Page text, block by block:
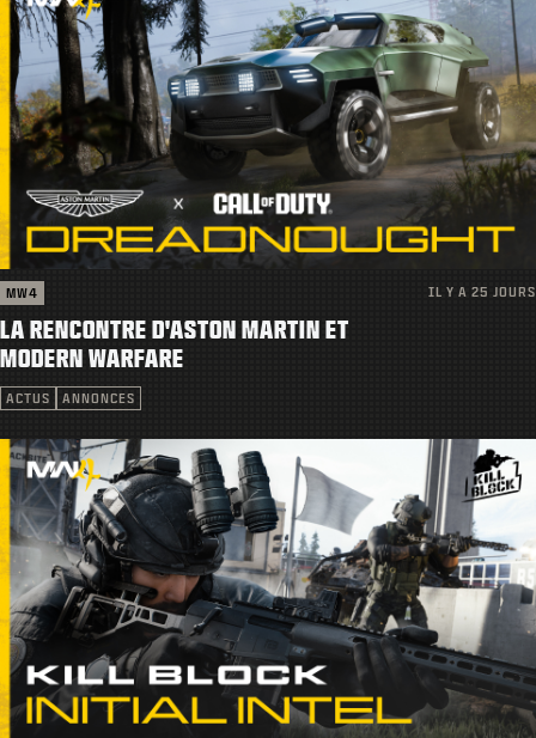
MW4 IL Y A 25 JOURS
LA RENCONTRE D'ASTON MARTIN ET
MODERN WARFARE
ACTUS ANNONCES